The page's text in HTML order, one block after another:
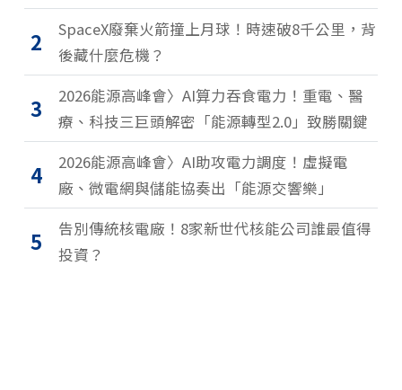
2
SpaceX廢棄火箭撞上月球！時速破8千公里，背
後藏什麼危機？
3
2026能源高峰會〉AI算力吞食電力！重電、醫
療、科技三巨頭解密「能源轉型2.0」致勝關鍵
4
2026能源高峰會〉AI助攻電力調度！虛擬電
廠、微電網與儲能協奏出「能源交響樂」
5
告別傳統核電廠！8家新世代核能公司誰最值得
投資？